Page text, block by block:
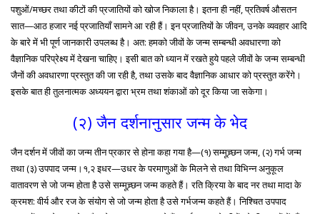
पशुओं/मच्छर तथा कीटों की प्रजातियों को खोज निकाला है। इतना ही नहीं, प्रतिवर्ष औसतन
सात—आठ हजार नई प्रजातियाँ सामने आ रही हैं। इन प्रजातियों के जीवन, उनके व्यवहार आदि
के बारे में भी पूर्ण जानकारी उपलब्ध है। अत: हमको जीवों के जन्म सम्बन्धी अवधारणा को
वैज्ञानिक परिप्रेक्ष्य में देखना चाहिए। इसी बात को ध्यान में रखते हुये पहले जीवों के जन्म सम्बन्धी
जैनों की अवधारणा प्रस्तुत की जा रही है, तथा उसके बाद वैज्ञानिक आधार को प्रस्तुत करेंगे।
इसके बात ही तुलनात्मक अध्ययन द्वारा भ्रम तथा शंकाओं को दूर किया जा सकेगा।
(२) जैन दर्शनानुसार जन्म के भेद
जैन दर्शन में जीवों का जन्म तीन प्रकार से होना कहा गया है—(१) सम्मूच्र्छन जन्म, (२) गर्भ जन्म
तथा (३) उपपाद जन्म।१,२ इधर—उधर के परमाणुओं के मिलने से तथा विभिन्न अनुकूल
वातावरण से जो जन्म होता है उसे सम्मूच्र्छन जन्म कहते हैं। रति क्रिया के बाद नर तथा मादा के
क्रमश: वीर्य और रज के संयोग से जो जन्म होता है उसे गर्भजन्म कहते हैं। निश्चित उपपाद